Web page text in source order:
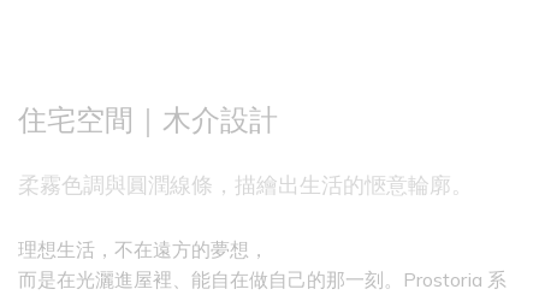
住宅空間｜木介設計
柔霧色調與圓潤線條，描繪出生活的愜意輪廓。
理想生活，不在遠方的夢想，
而是在光灑進屋裡、能自在做自己的那一刻。Prostoria 系